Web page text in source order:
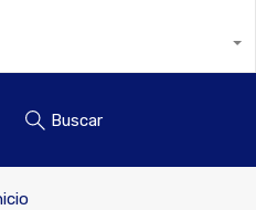
Buscar